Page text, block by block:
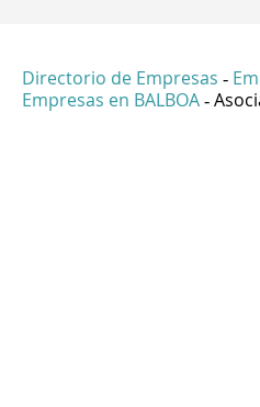
Directorio de Empresas -
Empresas en BALBOA -